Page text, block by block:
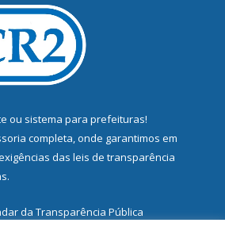
ou sistema para prefeituras!
completa, onde garantimos em
das leis de transparência
da Transparência Pública